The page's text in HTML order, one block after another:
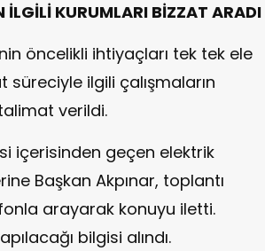
İLGİLİ KURUMLARI BİZZAT ARADI
öncelikli ihtiyaçları tek tek ele
süreciyle ilgili çalışmaların
verildi.
içerisinden geçen elektrik
Başkan Akpınar, toplantı
arayarak konuyu iletti.
bilgisi alındı.